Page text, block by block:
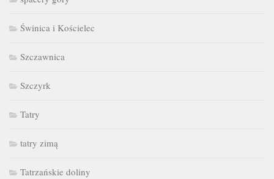
Świnica i Kościelec
Szczawnica
Szczyrk
Tatry
tatry zimą
Tatrzańskie doliny